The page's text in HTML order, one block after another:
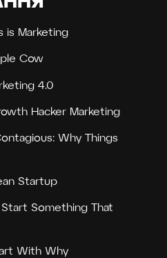
is Marketing
Cow
4.0
Hacker Marketing
Why Things
Startup
Something That
With Why